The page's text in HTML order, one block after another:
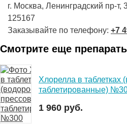
г. Москва, Ленинградский пр-т,
125167
Заказывайте по телефону: +7
Смотрите еще
Хлорелла в таблетках
таблетированные)
1 960 руб.